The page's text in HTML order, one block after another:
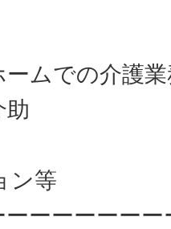
ムでの介護
助
ン等
ーーーーー